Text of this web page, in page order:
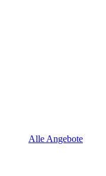
Alle Angebote